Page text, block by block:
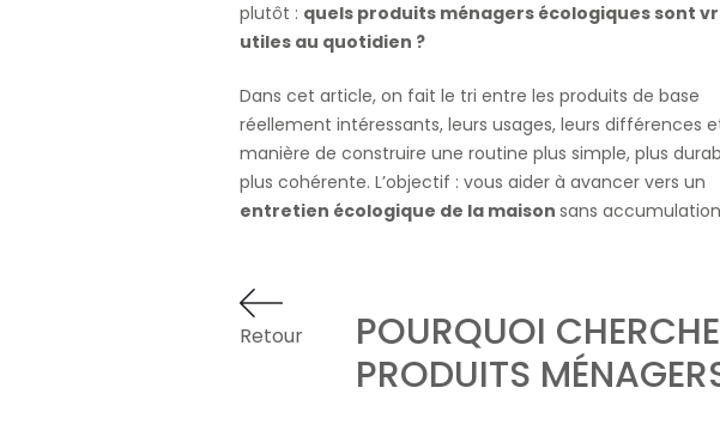
plutôt : quels produits ménagers écologiques sont
utiles au quotidien ?
Dans cet article, on fait le tri entre les produits de base
réellement intéressants, leurs usages, leurs différences
manière de construire une routine plus simple, plus
plus cohérente. L’objectif : vous aider à avancer vers un
entretien écologique de la maison sans
Retour
POURQUOI
PRODUITS